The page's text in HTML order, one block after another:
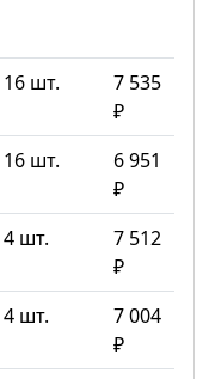
16 шт.
7 535
₽
16 шт.
6 951
₽
4 шт.
7 512
₽
4 шт.
7 004
₽